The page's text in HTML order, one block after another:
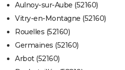
Aulnoy-sur-Aube (52160)
Vitry-en-Montagne (52160)
Rouelles (52160)
Germaines (52160)
Arbot (52160)